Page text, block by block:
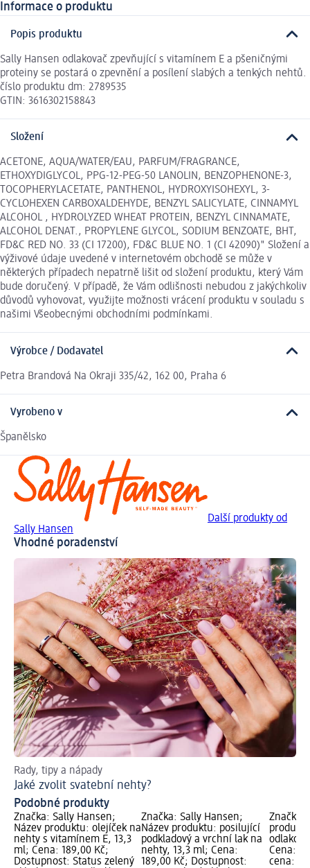
Informace o produktu
Popis produktu
Sally Hansen odlakovač zpevňující s vitamínem E a pšeničnými
proteiny se postará o zpevnění a posílení slabých a tenkých nehtů.
číslo produktu dm: 2789535
GTIN: 3616302158843
Složení
ACETONE, AQUA/WATER/EAU, PARFUM/FRAGRANCE,
ETHOXYDIGLYCOL, PPG-12-PEG-50 LANOLIN, BENZOPHENONE-3,
TOCOPHERYLACETATE, PANTHENOL, HYDROXYISOHEXYL, 3-
CYCLOHEXEN CARBOXALDEHYDE, BENZYL SALICYLATE, CINNAMYL
ALCOHOL , HYDROLYZED WHEAT PROTEIN, BENZYL CINNAMATE,
ALCOHOL DENAT., PROPYLENE GLYCOL, SODIUM BENZOATE, BHT,
FD&C RED NO. 33 (CI 17200), FD&C BLUE NO. 1 (CI 42090)" Složení a
výživové údaje uvedené v internetovém obchodě se může v
některých případech nepatrně lišit od složení produktu, který Vám
bude doručený. V případě, že Vám odlišnosti nebudou z jakýchkoliv
důvodů vyhovovat, využijte možnosti vrácení produktu v souladu s
našimi Všeobecnými obchodními podmínkami.
Výrobce / Dodavatel
Petra Brandová Na Okraji 335/42, 162 00, Praha 6
Vyrobeno v
Španělsko
Další produkty od
Sally Hansen
Vhodné poradenství
Rady, tipy a nápady
Jaké zvolit svatební nehty?
Podobné produkty
Značka: Sally Hansen;
Název produktu: olejíček na
nehty s vitamínem E, 13,3
ml; Cena: 189,00 Kč;
Dostupnost: Status zelený
Značka: Sally Hansen;
Název produktu: posilující
podkladový a vrchní lak na
nehty, 13,3 ml; Cena:
189,00 Kč; Dostupnost:
Značka:
Cena:
cena: